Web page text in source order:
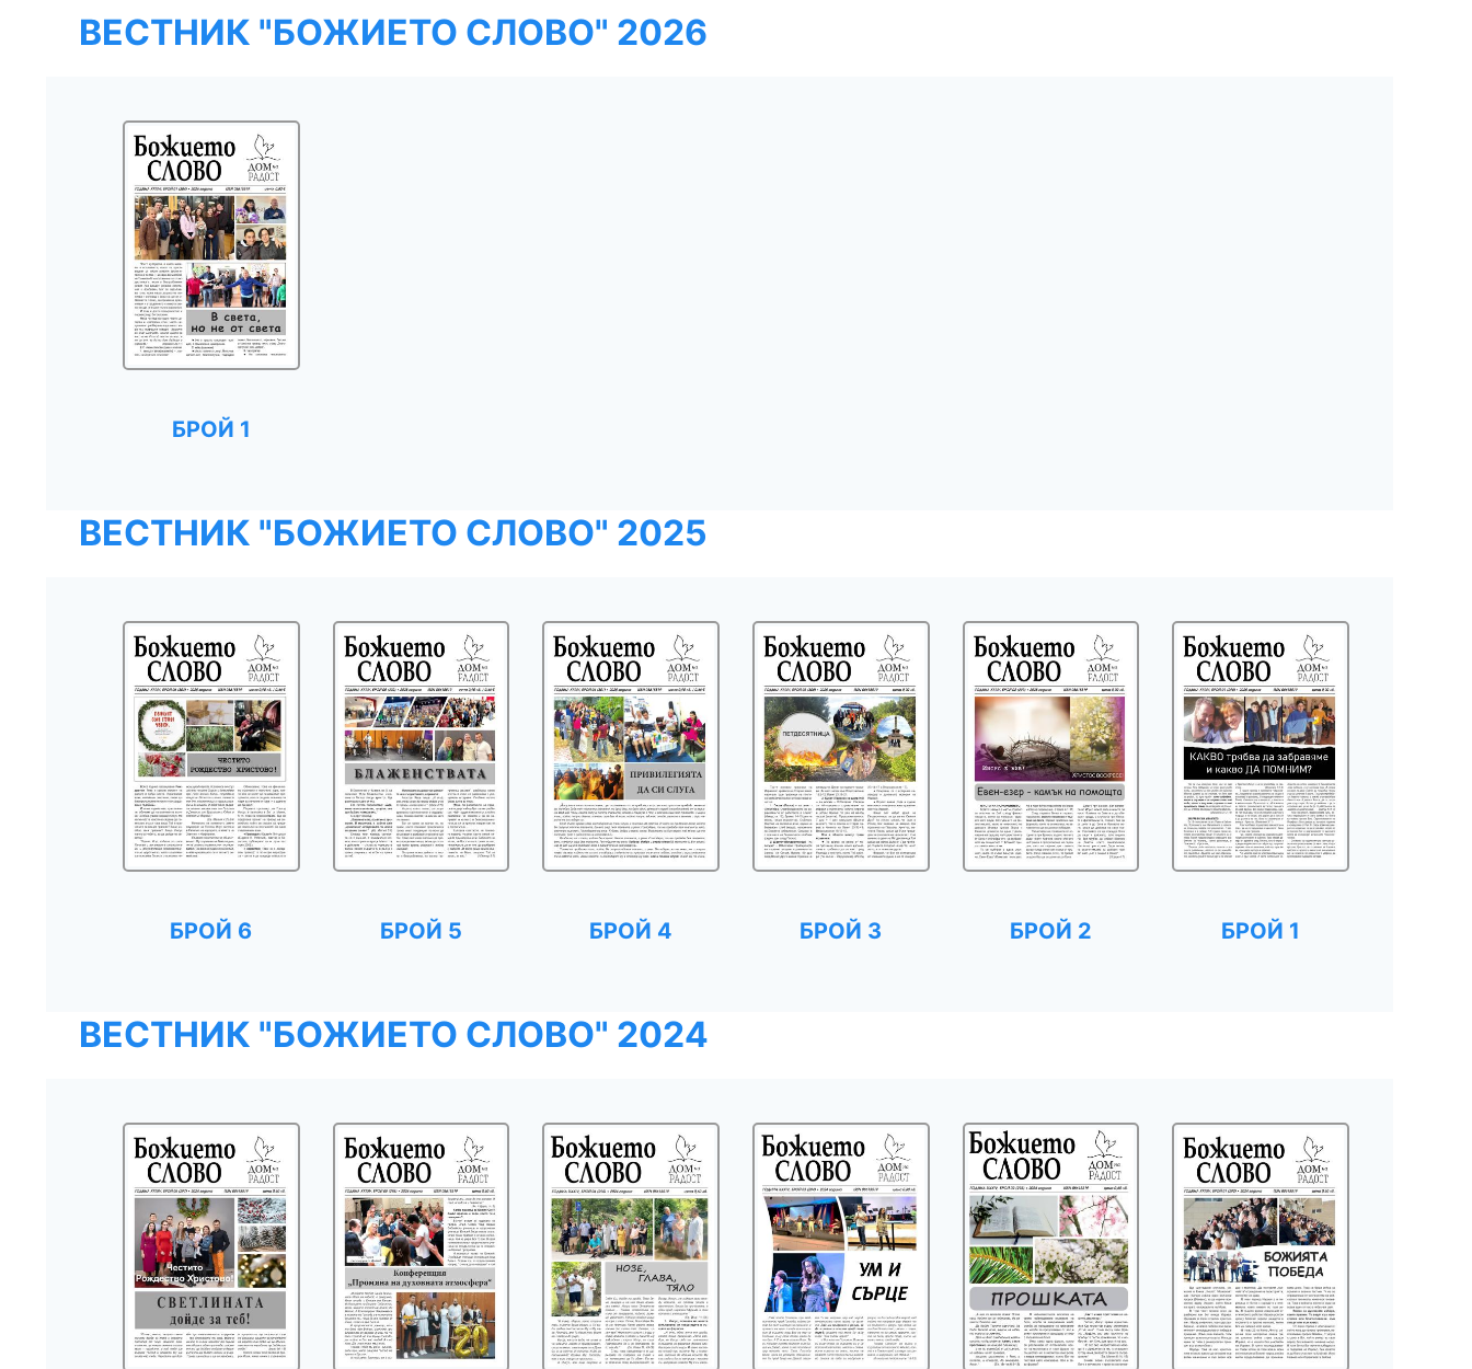
ВЕСТНИК "БОЖИЕТО СЛОВО" 2026
БРОЙ 1
ВЕСТНИК "БОЖИЕТО СЛОВО" 2025
БРОЙ 6 БРОЙ 5 БРОЙ 4 БРОЙ 3 БРОЙ 2 БРОЙ 1
ВЕСТНИК "БОЖИЕТО СЛОВО" 2024